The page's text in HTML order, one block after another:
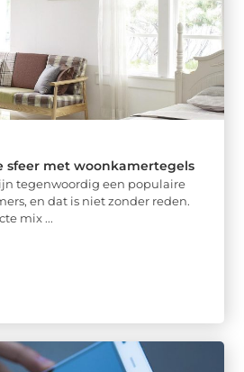
sfeer met woonkamertegels
tegenwoordig een populaire
en dat is niet zonder reden.
mix ...